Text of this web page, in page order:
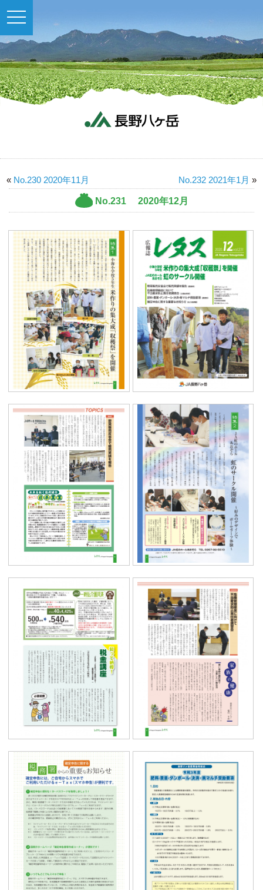
toggle
navigation
No.231 2020年12月
No.232 2021年1月 »
« No.230 2020年11月